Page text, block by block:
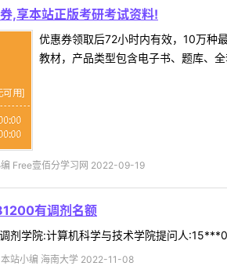
,享本站正版考研考试资料!
优惠券领取后72小时内有效，10万种
教材，产品类型包含电子书、题库、
Free壹佰分学习网 2022-09-19
有调剂名额
剂学院:计算机科学与技术学院提问人
本站小编 海南大学 2022-11-08